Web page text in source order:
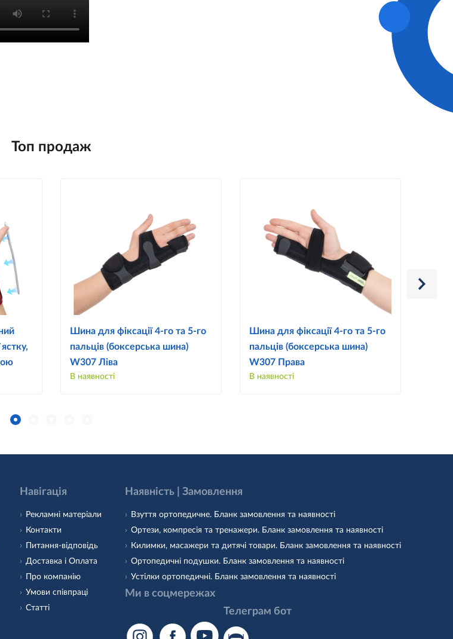
Топ продаж
Шина для фіксації 4-го та 5-го
пальців (боксерська шина)
W307 Ліва
В наявності
Шина для фіксації 4-го та 5-го
пальців (боксерська шина)
W307 Права
В наявності
Навігація
Рекламні матеріали
Контакти
Питання-відповідь
Доставка і Оплата
Про компанію
Умови співпраці
Статті
Наявність | Замовлення
Взуття ортопедичне. Бланк замовлення та наявності
Ортези, компресія та тренажери. Бланк замовлення та наявності
Килимки, масажери та дитячі товари. Бланк замовлення та наявності
Ортопедичні подушки. Бланк замовлення та наявності
Устілки ортопедичні. Бланк замовлення та наявності
Ми в соцмережах
Телеграм бот